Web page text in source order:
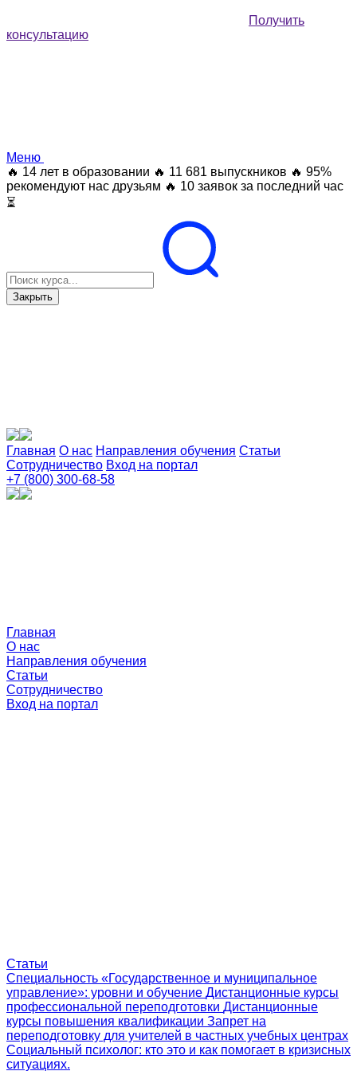
Получить
консультацию
Меню
🔥 14 лет в образовании 🔥 11 681 выпускников 🔥 95%
рекомендуют нас друзьям 🔥 10 заявок за последний час
⏳
Закрыть
Главная О нас Направления обучения Статьи
Сотрудничество Вход на портал
+7 (800) 300-68-58
Главная
О нас
Направления обучения
Статьи
Сотрудничество
Вход на портал
Статьи
Специальность «Государственное и муниципальное
управление»: уровни и обучение Дистанционные курсы
профессиональной переподготовки Дистанционные
курсы повышения квалификации Запрет на
переподготовку для учителей в частных учебных центрах
Социальный психолог: кто это и как помогает в кризисных
ситуациях.